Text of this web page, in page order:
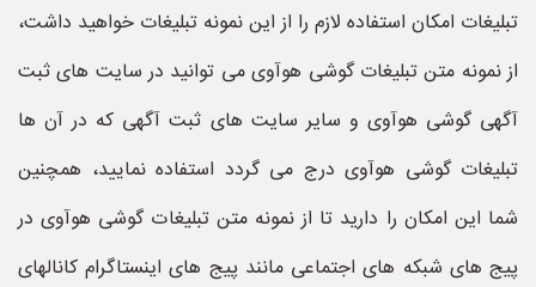
تبلیغات امکان استفاده لازم را از این نمونه تبلیغات خواهید داشت،
از نمونه متن تبلیغات گوشی هوآوی می توانید در سایت های ثبت
آگهی گوشی هوآوی و سایر سایت های ثبت آگهی که در آن ها
تبلیغات گوشی هوآوی درج می گردد استفاده نمایید، همچنین
شما این امکان را دارید تا از نمونه متن تبلیغات گوشی هوآوی در
پیج های شبکه های اجتماعی مانند پیج های اینستاگرام کانالهای